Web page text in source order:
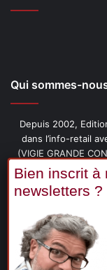
Qui sommes-
Depuis 2002,
dans l’info-retail
(VIGIE GRANDE
livres (PENSER-
PRÉFÉRÉ DE
PROMOFLASH,
CONSO), podcasts
vous êtes, ainsi